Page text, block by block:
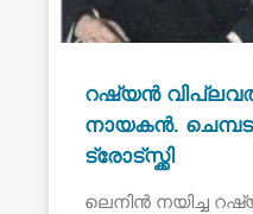
റഷ്യൻ
നായകൻ.
ട്രോട്സ്ക്കി
ലെനിൻ നയിച്ച